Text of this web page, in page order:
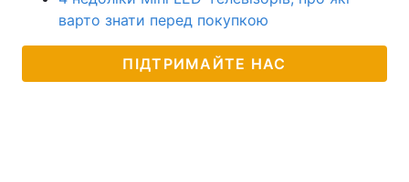
варто знати перед покупкою
ПІДТРИМАЙТЕ НАС